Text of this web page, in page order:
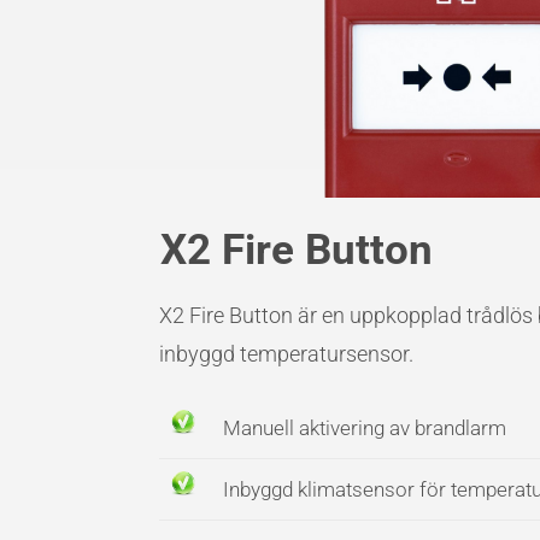
X2 Fire Button
X2 Fire Button är en uppkopplad
inbyggd temperatursensor.
Manuell aktivering av brandlarm
Inbyggd klimatsensor för